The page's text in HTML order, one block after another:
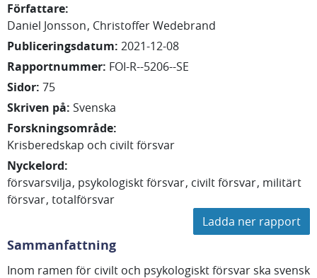
Författare:
Daniel Jonsson ChristofferWedebrand
Publiceringsdatum: 2021-12-08
Rapportnummer: FOI-R--5206--SE
Sidor: 75
Skriven på: Svenska
Forskningsområde:
Krisberedskap och civilt försvar
Nyckelord:
försvarsvilja psykologiskt försvar civilt försvar militärt
försvar totalförsvar
Ladda ner rapport
Sammanfattning
Inom ramen för civilt och psykologiskt försvar ska svensk